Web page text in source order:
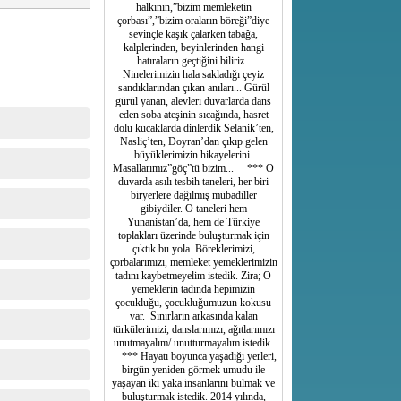
halkının,”bizim memleketin
çorbası”,”bizim oraların böreği”diye
sevinçle kaşık çalarken tabağa,
kalplerinden, beyinlerinden hangi
hatıraların geçtiğini biliriz.
Ninelerimizin hala sakladığı çeyiz
sandıklarından çıkan anıları... Gürül
gürül yanan, alevleri duvarlarda dans
eden soba ateşinin sıcağında, hasret
dolu kucaklarda dinlerdik Selanik’ten,
Nasliç’ten, Doyran’dan çıkıp gelen
büyüklerimizin hikayelerini.
Masallarımız”göç”tü bizim... *** O
duvarda asılı tesbih taneleri, her biri
biryerlere dağılmış mübadiller
gibiydiler. O taneleri hem
Yunanistan’da, hem de Türkiye
toplakları üzerinde buluşturmak için
çıktık bu yola. Böreklerimizi,
çorbalarımızı, memleket yemeklerimizin
tadını kaybetmeyelim istedik. Zira; O
yemeklerin tadında hepimizin
çocukluğu, çocukluğumuzun kokusu
var. Sınırların arkasında kalan
türkülerimizi, danslarımızı, ağıtlarımızı
unutmayalım/ unutturmayalım istedik.
*** Hayatı boyunca yaşadığı yerleri,
birgün yeniden görmek umudu ile
yaşayan iki yaka insanlarını bulmak ve
buluşturmak istedik. 2014 yılında,